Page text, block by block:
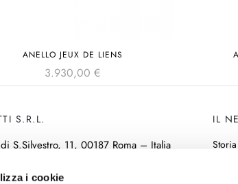
i cookie
ANELLO JEUX DE LIENS
3.930,00 €
S.R.L.
S.Silvestro, 11, 00187 Roma – Italia
IT 00877291005
IL
Storia